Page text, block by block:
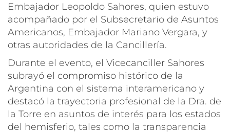
Embajador Leopoldo Sahores, quien estuvo
acompañado por el Subsecretario de Asuntos
Americanos, Embajador Mariano Vergara, y
otras autoridades de la Cancillería.
Durante el evento, el Vicecanciller Sahores
subrayó el compromiso histórico de la
Argentina con el sistema interamericano y
destacó la trayectoria profesional de la Dra. de
la Torre en asuntos de interés para los estados
del hemisferio, tales como la transparencia